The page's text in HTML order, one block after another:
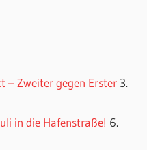
– Zweiter gegen Erster 3.
in die Hafenstraße! 6.